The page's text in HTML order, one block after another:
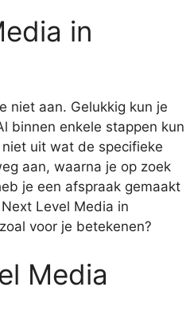
in
niet aan. Gelukkig kun je
binnen enkele stappen kun
uit wat de specifieke
aan, waarna je op zoek
je een afspraak gemaakt
Level Media in
voor je betekenen?
Media